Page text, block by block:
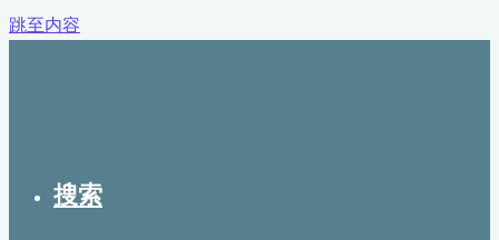
跳至内容
搜索